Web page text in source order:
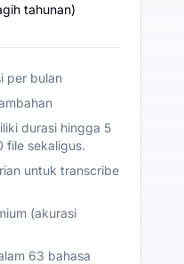
tahunan)
per bulan
durasi hingga 5
file sekaligus.
untuk transcribe
(akurasi
63 bahasa